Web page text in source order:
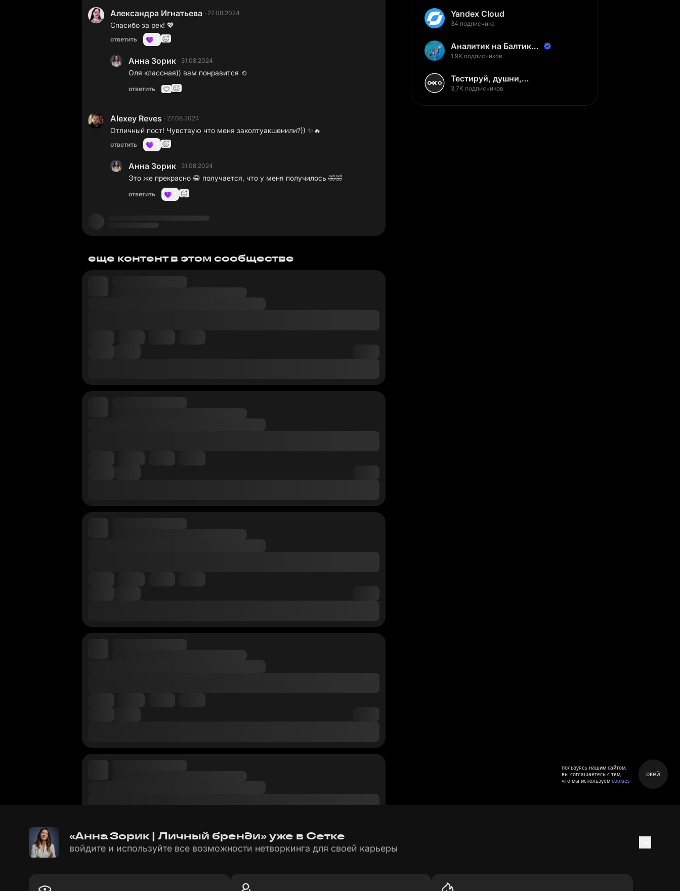
Александра Игнатьева · 27.08.2024
Спасибо за рек! 💖
ответить
Анна Зорик · 31.08.2024
Оля классная)) вам понравится ☺️
ответить
Alexey Reves · 27.08.2024
Отличный пост! Чувствую что меня заколтуакшенили?)) ✨🔥
ответить
Анна Зорик · 31.08.2024
Это же прекрасно 😁 получается, что у меня получилось 🤣🤣
ответить
еще контент в этом сообществе
Yandex Cloud
34 подписчика
Аналитик на Балтике |
Неверов Станислав
1,9K подписчиков
Тестируй, душни,
наслаждайся
3,7K подписчиков
«Анна Зорик | Личный бренди» уже в Сетке
войдите и используйте все возможности нетворкинга для своей карьеры
пользуясь нашим сайтом,
вы соглашаетесь с тем,
что мы используем cookies
окей